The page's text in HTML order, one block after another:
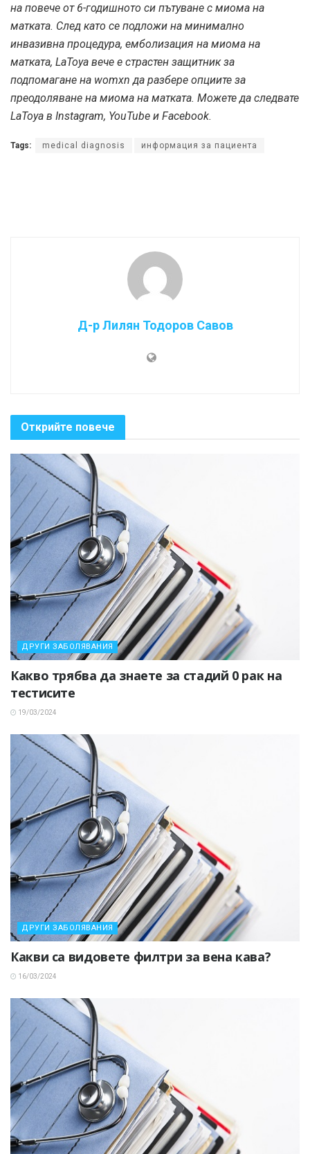
на повече от 6-годишното си пътуване с миома на
матката. След като се подложи на минимално
инвазивна процедура, емболизация на миома на
матката, LaToya вече е страстен защитник за
подпомагане на womxn да разбере опциите за
преодоляване на миома на матката. Можете да следвате
LaToya в Instagram, YouTube и Facebook.
Tags: medical diagnosis информация за пациента
Д-р Лилян Тодоров Савов
Открийте повече
ДРУГИ ЗАБОЛЯВАНИЯ
Какво трябва да знаете за стадий 0 рак на
тестисите
19/03/2024
ДРУГИ ЗАБОЛЯВАНИЯ
Какви са видовете филтри за вена кава?
16/03/2024